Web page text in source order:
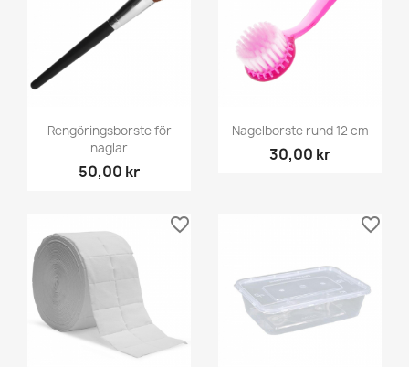
Rengöringsborste för
naglar
50,00 kr
Nagelborste rund 12 cm
30,00 kr
favorite_border favorite_border